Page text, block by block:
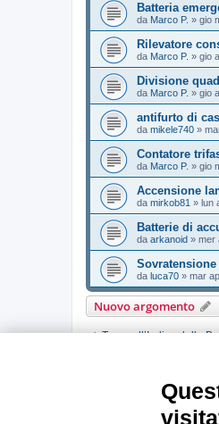
Batteria
da Marco P. » gio
Rilevatore
da Marco P. » gio
Divisione
da Marco P. » gio
antifurto di
da mikele740 »
Contatore
da Marco P. » gio
Accensione
da mirkob81 » lun
Batterie di
da arkanoid » mer
da luca70 » mar
Nuovo argomento
Torna all’Indice della
aprire nuovi
rispondere negli
modificare i tuoi